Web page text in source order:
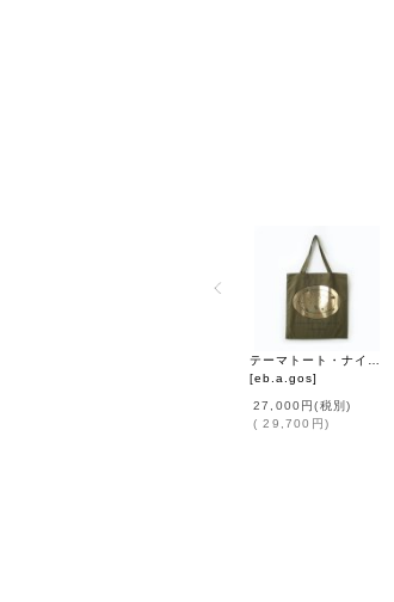
[eb.a.gos]
27,000円(税別)
( 29,700円)